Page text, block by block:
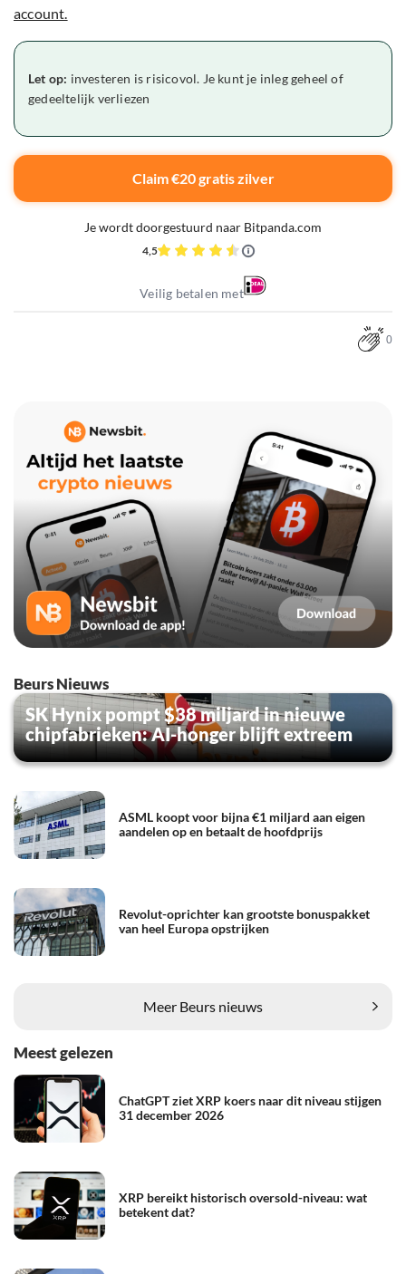
account.
Let op: investeren is risicovol. Je kunt je inleg geheel of
gedeeltelijk verliezen
Claim €20 gratis zilver
Je wordt doorgestuurd naar Bitpanda.com
4,5
Veilig betalen met
0
Beurs Nieuws
SK Hynix pompt $38 miljard in nieuwe
chipfabrieken: AI-honger blijft extreem
ASML koopt voor bijna €1 miljard aan eigen
aandelen op en betaalt de hoofdprijs
Revolut-oprichter kan grootste bonuspakket
van heel Europa opstrijken
Meer Beurs nieuws
Meest gelezen
ChatGPT ziet XRP koers naar dit niveau stijgen
31 december 2026
XRP bereikt historisch oversold-niveau: wat
betekent dat?